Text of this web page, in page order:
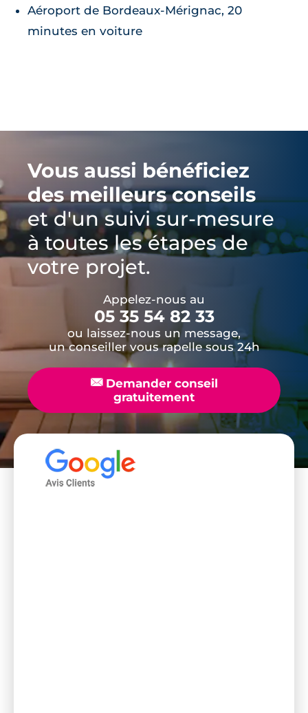
Aéroport de Bordeaux-Mérignac, 20
minutes en voiture
Vous aussi bénéficiez
des meilleurs conseils
et d'un suivi sur-mesure
à toutes les étapes de
votre projet.
Appelez-nous au
05 35 54 82 33
ou laissez-nous un message,
un conseiller vous rapelle sous 24h
📧Demander conseil
gratuitement